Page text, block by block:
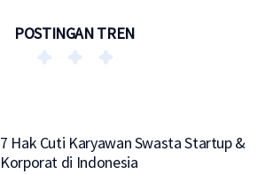
POSTINGAN TREN
7 Hak Cuti Karyawan Swasta Startup &
Korporat di Indonesia